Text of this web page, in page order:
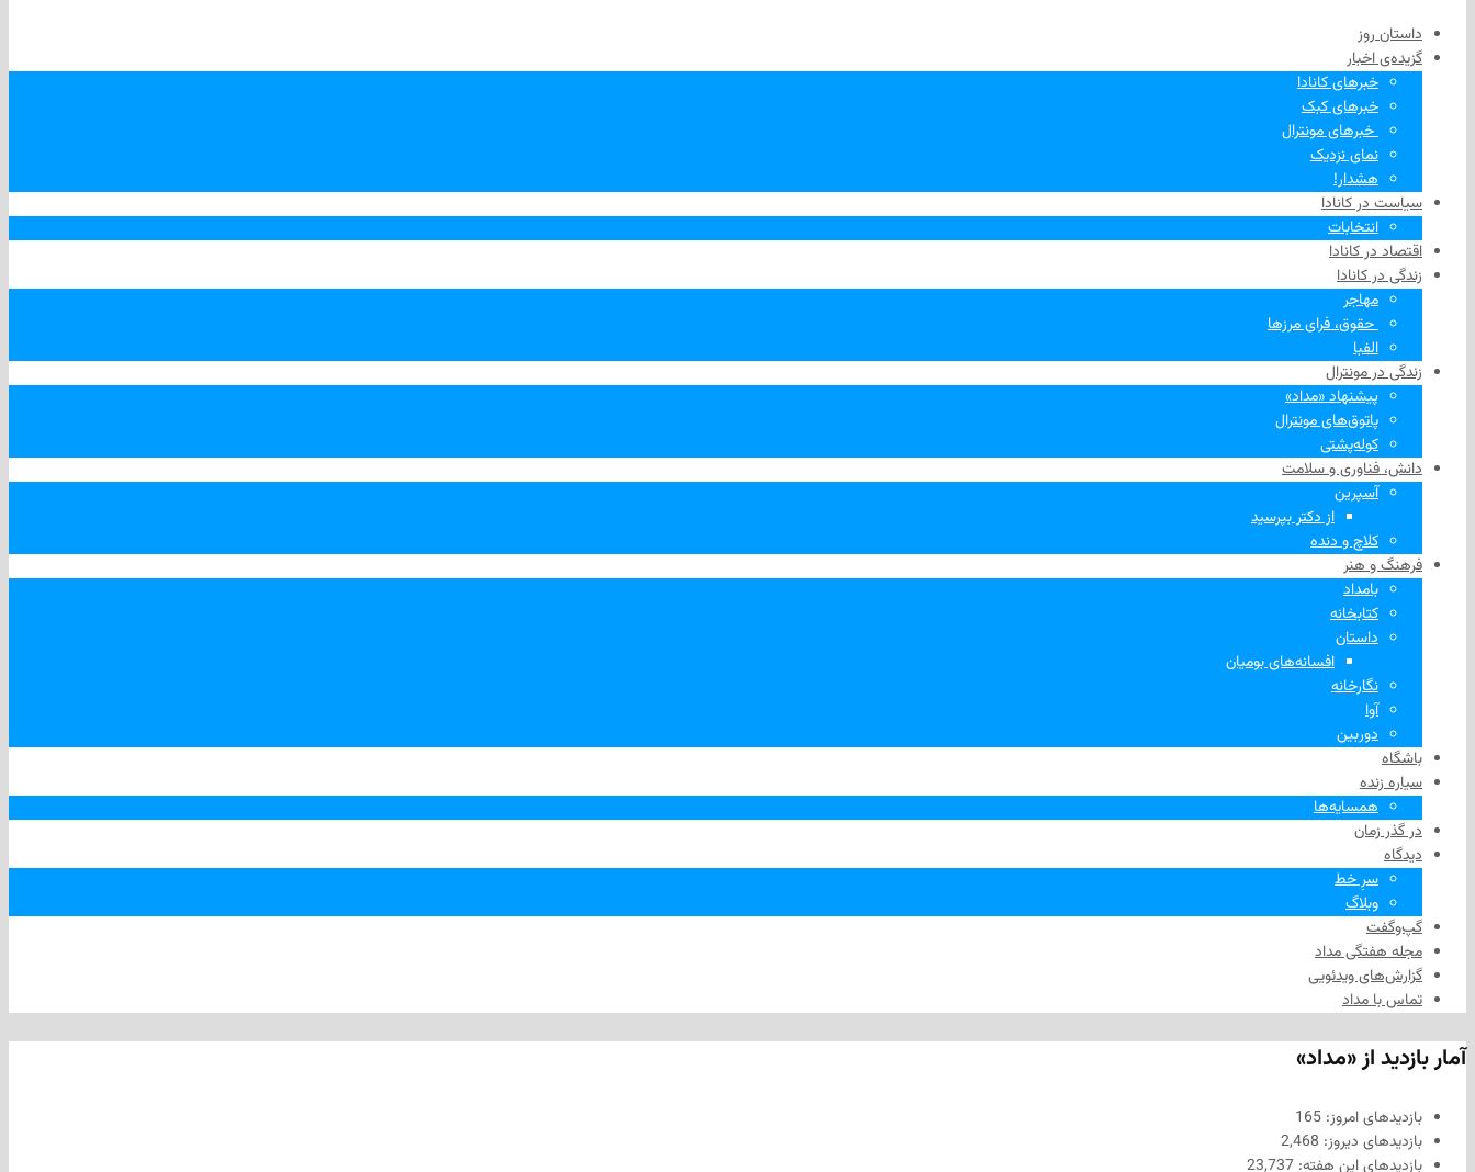
داستان روز
گزیده‌ی‌ اخبار
خبرهای کانادا
خبرهای کبک
‌ خبرهای مونترال
نمای نزدیک
هشدار!
سیاست در کانادا
انتخابات
اقتصاد در کانادا
زندگی در کانادا
مهاجر
‌ حقوق، فرای مرزها
الفبا
زندگی در مونترال
پیشنهاد «مداد»
پاتوق‌های مونترال
کوله‌پشتی
دانش، فناوری و سلامت
آسپرین
از دکتر بپرسید
کلاچ و دنده
فرهنگ و هنر
بامداد
کتابخانه
داستان
افسانه‌های بومیان
نگارخانه
آوا
دوربین
باشگاه
سیاره زنده
همسایه‌ها
در گذر زمان
دیدگاه
سرِ خط
وبلاگ
گپ‌وگفت
مجله هفتگی مداد
گزارش‌های ویدئویی
تماس با مداد
آمار بازدید از «مداد»
بازدیدهای امروز: 165
بازدیدهای دیروز: 2,468
بازدیدهای این هفته: 23,737